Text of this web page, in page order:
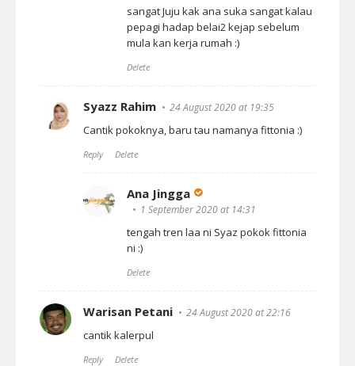
sangat Juju kak ana suka sangat kalau
pepagi hadap belai2 kejap sebelum
mula kan kerja rumah :)
Delete
Syazz Rahim 24 August 2020 at 19:35
Cantik pokoknya, baru tau namanya fittonia :)
Reply Delete
Ana Jingga
1 September 2020 at 14:31
tengah tren laa ni Syaz pokok fittonia
ni :)
Delete
Warisan Petani 24 August 2020 at 22:16
cantik kalerpul
Reply Delete